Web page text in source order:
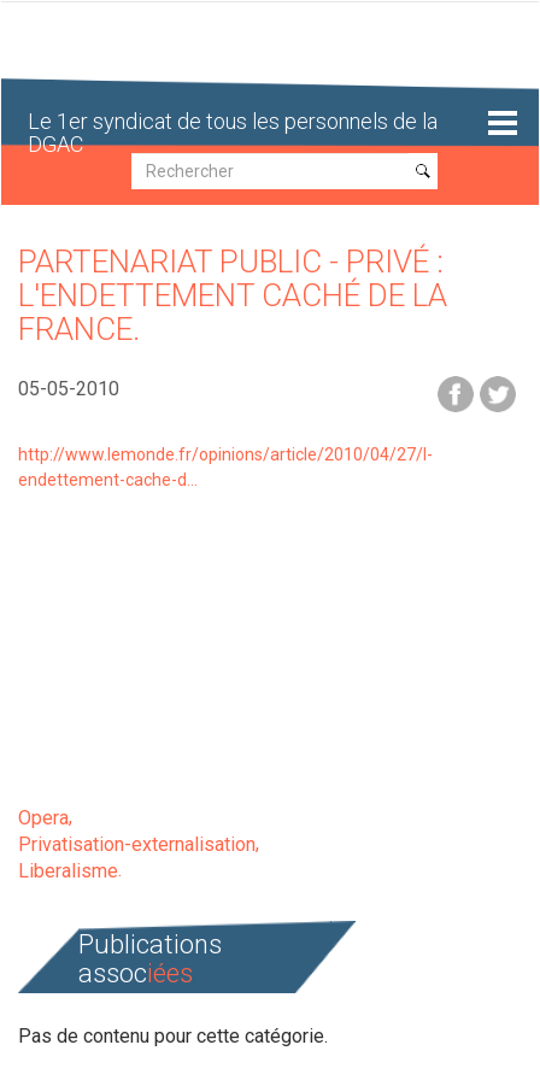
Le 1er syndicat de tous les personnels de la
DGAC
Recherche
Recherche
PARTENARIAT PUBLIC - PRIVÉ :
L'ENDETTEMENT CACHÉ DE LA
FRANCE.
05-05-2010
http://www.lemonde.fr/opinions/article/2010/04/27/l-
endettement-cache-d…
Opera
Privatisation-externalisation
Liberalisme
Publications
associées
Pas de contenu pour cette catégorie.